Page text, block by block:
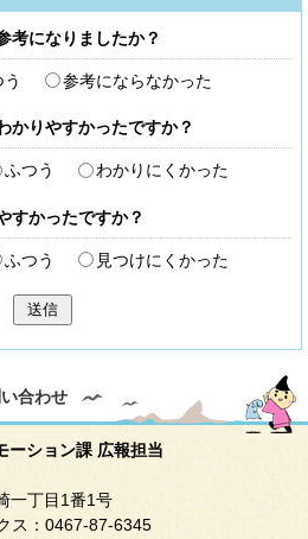
考になりましたか？
参考にならなかった
かりやすかったですか？
ふつう わかりにくかった
すかったですか？
ふつう 見つけにくかった
送信
合わせ
ーション課 広報担当
一丁目1番1号
ス：0467-87-6345